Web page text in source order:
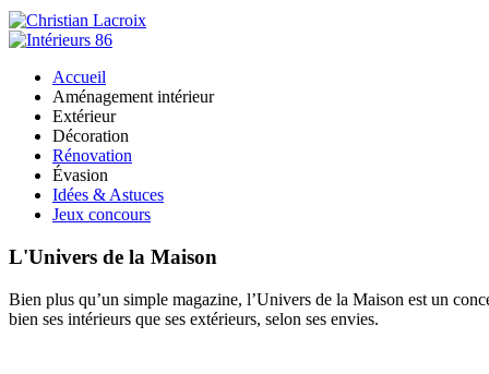
Accueil
Aménagement intérieur
Extérieur
Décoration
Rénovation
Évasion
Idées & Astuces
Jeux concours
L'Univers de la Maison
Bien plus qu’un simple magazine, l’Univers de la Maison est un
bien ses intérieurs que ses extérieurs, selon ses envies.